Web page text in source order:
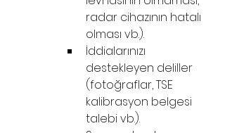
radar cihazının hatalı
olması vb.).
İddialarınızı
destekleyen deliller
(fotoğraflar, TSE
kalibrasyon belgesi
talebi vb.).